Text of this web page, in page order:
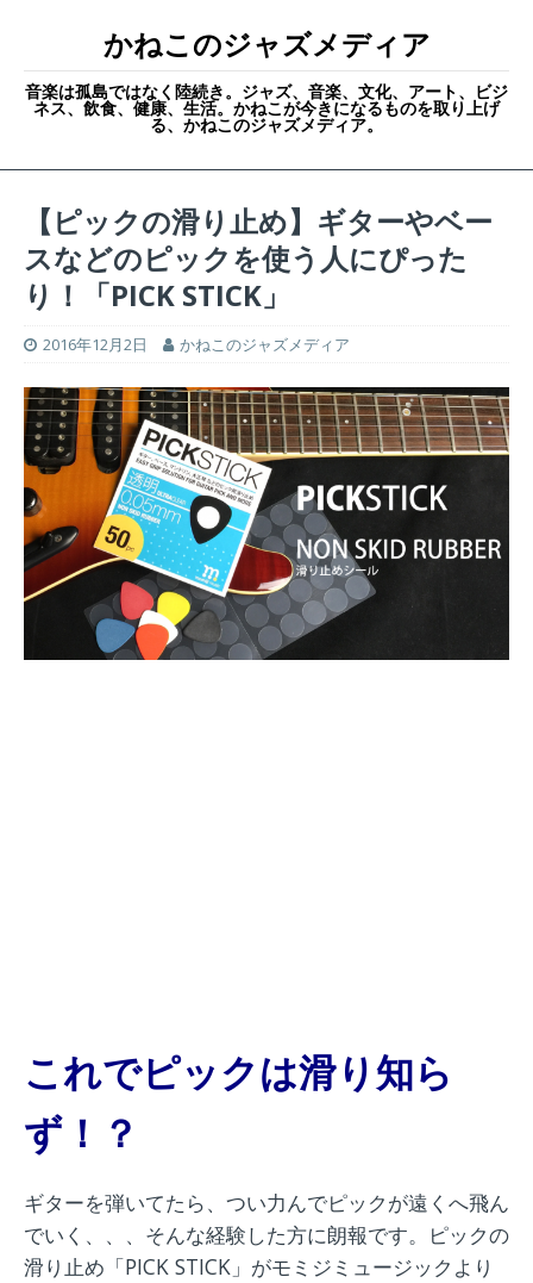
かねこのジャズメディア
音楽は孤島ではなく陸続き。ジャズ、音楽、文化、アート、ビジ
ネス、飲食、健康、生活。かねこが今きになるものを取り上げ
る、かねこのジャズメディア。
【ピックの滑り止め】ギターやベー
スなどのピックを使う人にぴった
り！「PICK STICK」
2016年12月2日 かねこのジャズメディア
これでピックは滑り知ら
ず！？
ギターを弾いてたら、つい力んでピックが遠くへ飛ん
でいく、、、そんな経験した方に朗報です。ピックの
滑り止め「PICK STICK」がモミジミュージックより